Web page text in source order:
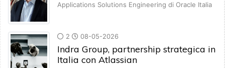
Applications Solutions Engineering di Oracle Italia
2 08-05-2026
Indra Group, partnership strategica in
Italia con Atlassian